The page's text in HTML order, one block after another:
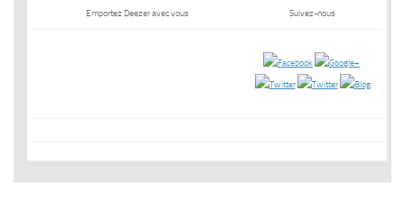
Emportez Deezer avec vous Suivez-nous